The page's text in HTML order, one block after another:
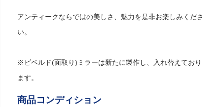
アンティークならではの美しさ、魅力を是非お楽しみくださ
い。
※ビベルド(面取り)ミラーは新たに製作し、入れ替えており
ます。
商品コンディション